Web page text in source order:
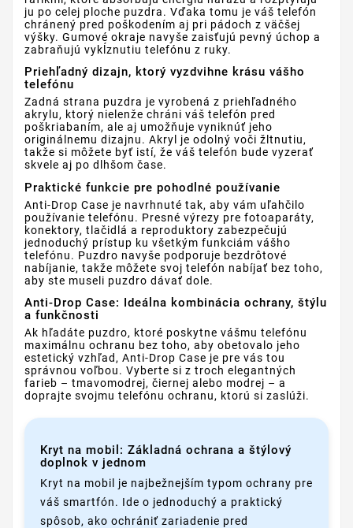
ju po celej ploche puzdra. Vďaka tomu je váš telefón
chránený pred poškodením aj pri pádoch z väčšej
výšky. Gumové okraje navyše zaisťujú pevný úchop a
zabraňujú vykĺznutiu telefónu z ruky.
Priehľadný dizajn, ktorý vyzdvihne krásu vášho
telefónu
Zadná strana puzdra je vyrobená z priehľadného
akrylu, ktorý nielenže chráni váš telefón pred
poškriabaním, ale aj umožňuje vyniknúť jeho
originálnemu dizajnu. Akryl je odolný voči žltnutiu,
takže si môžete byť istí, že váš telefón bude vyzerať
skvele aj po dlhšom čase.
Praktické funkcie pre pohodlné používanie
Anti-Drop Case je navrhnuté tak, aby vám uľahčilo
používanie telefónu. Presné výrezy pre fotoaparáty,
konektory, tlačidlá a reproduktory zabezpečujú
jednoduchý prístup ku všetkým funkciám vášho
telefónu. Puzdro navyše podporuje bezdrôtové
nabíjanie, takže môžete svoj telefón nabíjať bez toho,
aby ste museli puzdro dávať dole.
Anti-Drop Case: Ideálna kombinácia ochrany, štýlu
a funkčnosti
Ak hľadáte puzdro, ktoré poskytne vášmu telefónu
maximálnu ochranu bez toho, aby obetovalo jeho
estetický vzhľad, Anti-Drop Case je pre vás tou
správnou voľbou. Vyberte si z troch elegantných
farieb – tmavomodrej, čiernej alebo modrej – a
doprajte svojmu telefónu ochranu, ktorú si zaslúži.
Kryt na mobil: Základná ochrana a štýlový
doplnok v jednom
Kryt na mobil je najbežnejším typom ochrany pre
váš smartfón. Ide o jednoduchý a praktický
spôsob, ako ochrániť zariadenie pred